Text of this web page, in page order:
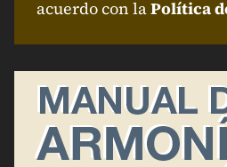
acuerdo con laPolítica